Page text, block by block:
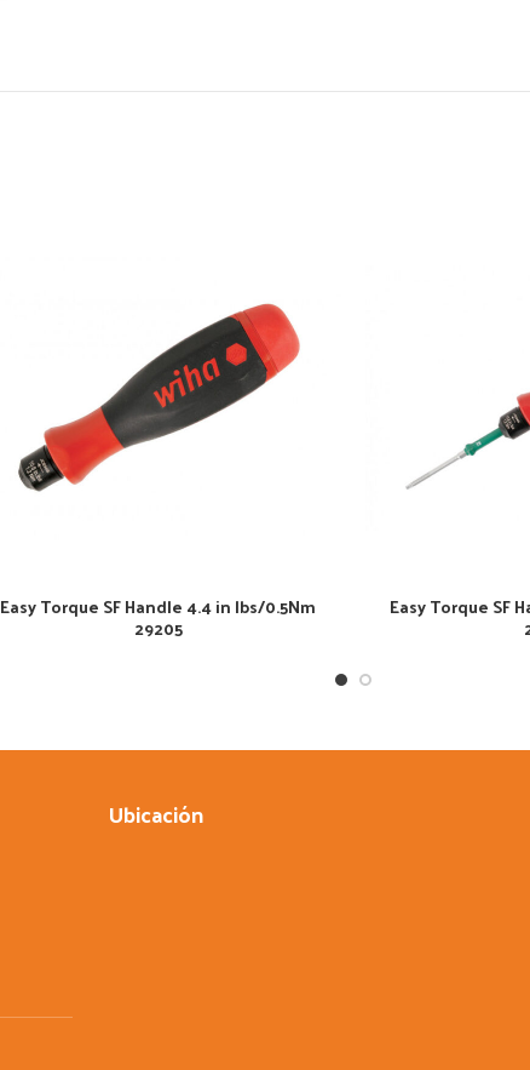
Easy Torque SF Handle 4.4 in lbs/0.5Nm
29205
Easy Torque SF
Ubicación